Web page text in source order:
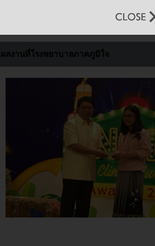
ผลงานที่โรงพยาบาลภาคภูมิใจ